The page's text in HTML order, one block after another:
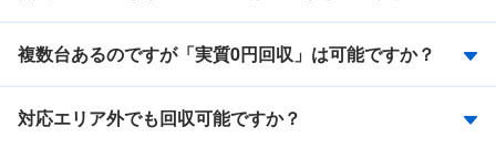
複数台あるのですが「実質0円回収」は可能ですか？
対応エリア外でも回収可能ですか？